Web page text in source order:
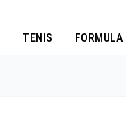
TENIS FORMULA